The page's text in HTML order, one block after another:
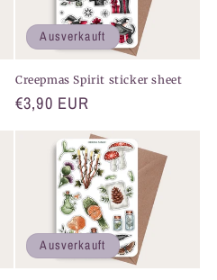
Ausverkauft
Creepmas Spirit sticker sheet
Normaler
€3,90 EUR
Ausverkauft